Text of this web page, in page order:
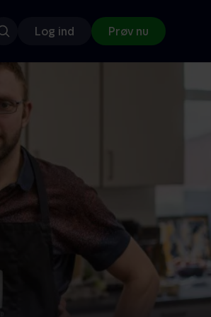
Log ind Prøv nu